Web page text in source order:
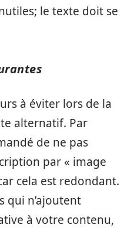
le texte doit se
à éviter lors de la
alternatif. Par
de ne pas
par « image
cela est redondant.
qui n’ajoutent
à votre contenu,